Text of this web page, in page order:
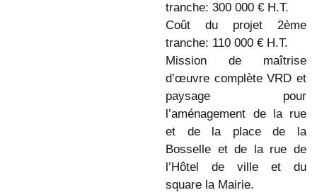
tranche: 300 000 € H.T.
Coût du projet 2ème
tranche: 110 000 € H.T.
Mission de maîtrise
d’œuvre complète VRD et
paysage pour
l’aménagement de la rue
et de la place de la
Bosselle et de la rue de
l’Hôtel de ville et du
square la Mairie.